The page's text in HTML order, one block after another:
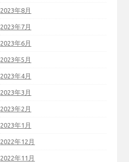
2023年8月
2023年7月
2023年6月
2023年5月
2023年4月
2023年3月
2023年2月
2023年1月
2022年12月
2022年11月